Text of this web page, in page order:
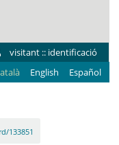
visitant :: identificació
English Español
133851